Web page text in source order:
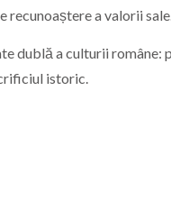
recunoaștere a valorii
dublă a culturii
istoric.